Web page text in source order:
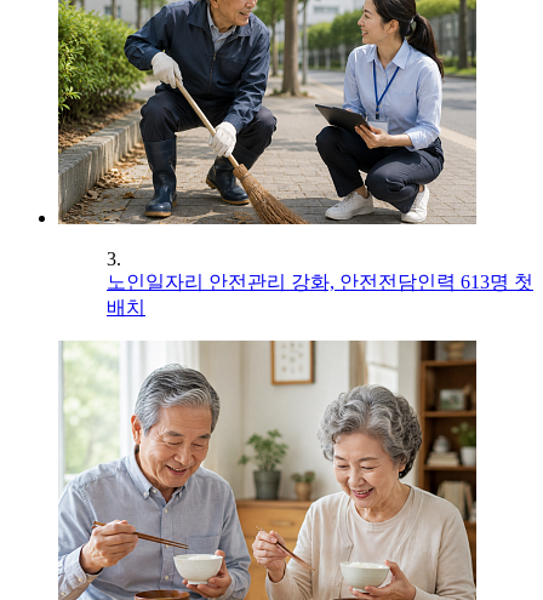
3.
노인일자리 안전관리 강화, 안전전담인력 613명 첫
배치